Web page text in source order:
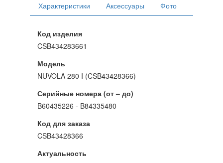
Характеристики
Аксессуары Фото
Код изделия
CSB434283661
Модель
NUVOLA 280 I (CSB43428366)
Серийные номера (от – до)
B60435226 - B84335480
Код для заказа
CSB43428366
Актуальность